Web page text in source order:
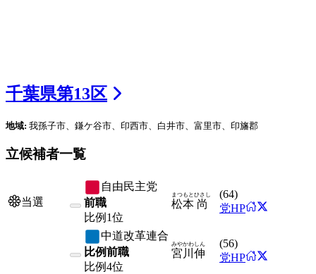
千葉県第13区
地域: 我孫子市、鎌ケ谷市、印西市、白井市、富里市、印旛郡
立候補者一覧
当選
自由民主党
前職
比例 1位
松本
まつもと
尚
ひさし (64)
党HP
中道改革連合
比例前職
比例4位
宮川
みやかわ
伸
しん (56)
党HP